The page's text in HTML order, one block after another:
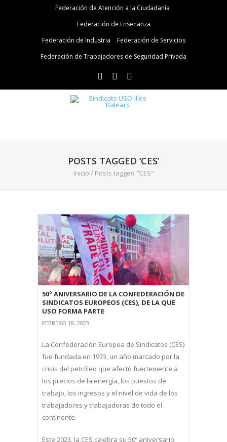
Federación de Atención a la Ciudadanía
Federación de Enseñanza
Federación de Industria
Federación de Servicios
Federación de Trabajadores de Seguridad Privada
POSTS TAGGED ‘CES’
Inicio / Posts tagged "CES"
50º ANIVERSARIO DE LA CONFEDERACIÓN DE
SINDICATOS EUROPEOS (CES), DE LA QUE
USO FORMA PARTE
FEBRERO 18, 2023
La Confederación Europea de Sindicatos (CES)
fue fundada en 1973, un año marcado por la
crisis del petróleo que afectó fuertemente a
los precios de la energía, los puestos de
trabajo, los ingresos y el nivel de vida de los
trabajadores y trabajadoras de todo el
continente.
Este 2023, la CES celebra su 50º aniversario